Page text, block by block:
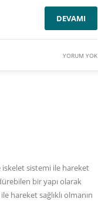
DEVAMI
YORUM YOK
iskelet sistemi ile hareket
bir yapı olarak
hareket sağlıklı olmanın